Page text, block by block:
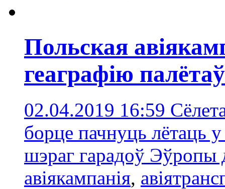
Польская
геаграфію палётаў
02.04.2019 16:59
борце пачнуць лётаць
шэраг гарадоў Эўропы
авіякампанія,